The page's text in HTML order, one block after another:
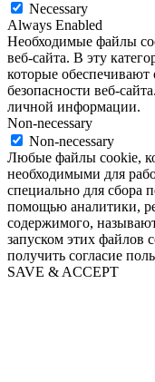
Necessary
Always Enabled
Необходимые файлы
веб-сайта. В эту
которые
безопасности веб-
личной информации.
Non-necessary
Non-necessary
Любые файлы cookie,
необходимыми для
специально для сбора
помощью аналитики,
содержимого,
запуском этих файлов
получить согласие
SAVE & ACCEPT